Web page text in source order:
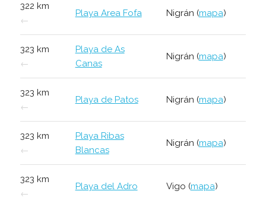
322 km
←
Playa Area Fofa Nigrán (mapa)
323 km
←
Playa de As
Canas
Nigrán (mapa)
323 km
←
Playa de Patos Nigrán (mapa)
323 km
←
Playa Ribas
Blancas
Nigrán (mapa)
323 km
←
Playa del Adro Vigo (mapa)